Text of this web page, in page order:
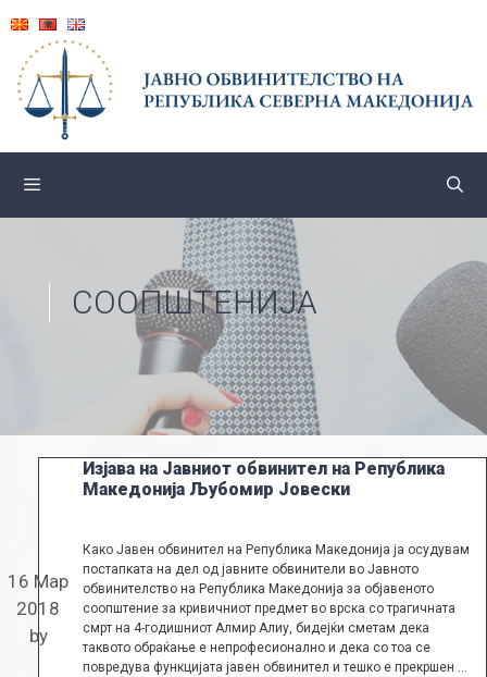
content
СООПШТЕНИЈА
Изјава на Јавниот обвинител на Република
Македонија Љубомир Јовески
16 Мар
2018
by
Како Јавен обвинител на Република Македонија ја осудувам
постапката на дел од јавните обвинители во Јавното
обвинителство на Република Македонија за објавеното
соопштение за кривичниот предмет во врска со трагичната
смрт на 4-годишниот Алмир Алиу, бидејќи сметам дека
таквото обраќање е непрофесионално и дека со тоа се
повредува функцијата јавен обвинител и тешко е прекршен …